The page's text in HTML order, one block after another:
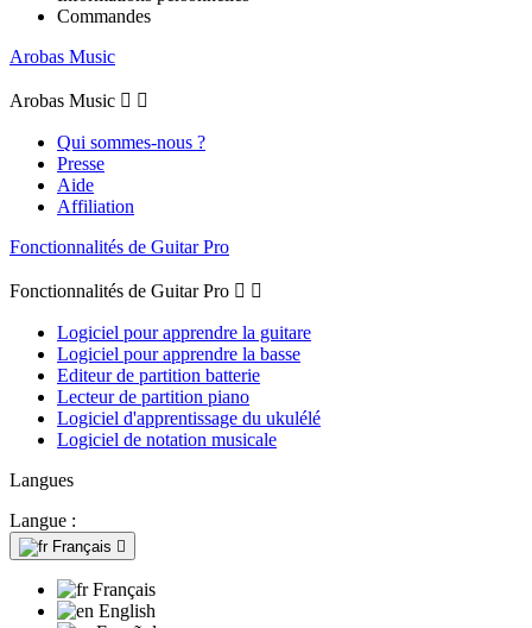
Commandes
Arobas Music
Arobas Music  
Qui sommes-nous ?
Presse
Aide
Affiliation
Fonctionnalités de Guitar Pro
Fonctionnalités de Guitar Pro  
Logiciel pour apprendre la guitare
Logiciel pour apprendre la basse
Editeur de partition batterie
Lecteur de partition piano
Logiciel d'apprentissage du ukulélé
Logiciel de notation musicale
Langues
Langue :
Français 
Français
English